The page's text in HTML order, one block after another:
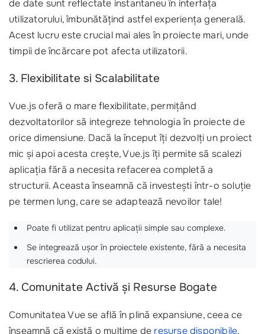
de date sunt reflectate instantaneu în interfața
utilizatorului, îmbunătățind astfel experiența generală.
Acest lucru este crucial mai ales în proiecte mari, unde
timpii de încărcare pot afecta utilizatorii.
3. Flexibilitate si Scalabilitate
Vue.js oferă o mare flexibilitate, permițând
dezvoltatorilor să integreze tehnologia în proiecte de
orice dimensiune. Dacă la început îți dezvolți un proiect
mic și apoi acesta crește, Vue.js îți permite să scalezi
aplicația fără a necesita refacerea completă a
structurii. Aceasta înseamnă că investești într-o soluție
pe termen lung, care se adaptează nevoilor tale!
Poate fi utilizat pentru aplicații simple sau complexe.
Se integrează ușor în proiectele existente, fără a necesita
rescrierea codului.
4. Comunitate Activă și Resurse Bogate
Comunitatea Vue se află în plină expansiune, ceea ce
înseamnă că există o mulțime de resurse disponibile,